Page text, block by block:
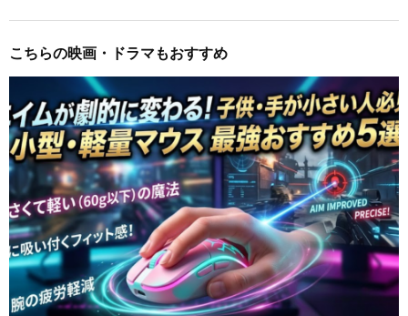
こちらの映画・ドラマもおすすめ